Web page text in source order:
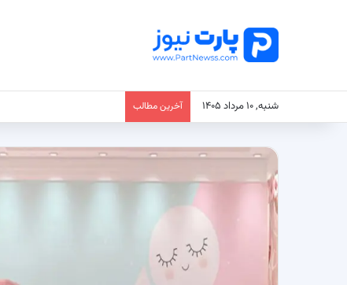
شنبه, ۱۰ مرداد ۱۴۰۵ آخرین مطالب